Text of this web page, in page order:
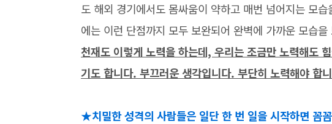
도 해외 경기에서도 몸싸움이 약하고 매번 넘어지는 모
에는 이런 단점까지 모두 보완되어 완벽에 가까운 모습
천재도 이렇게 노력을 하는데, 우리는 조금만 노력해도
기도 합니다. 부끄러운 생각입니다. 부단히 노력해야 합
★치밀한 성격의 사람들은 일단 한 번 일을 시작하면 꼼